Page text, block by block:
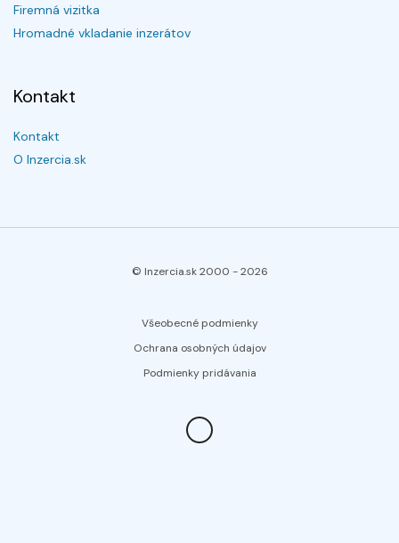
Firemná vizitka
Hromadné vkladanie inzerátov
Kontakt
Kontakt
O Inzercia.sk
© Inzercia.sk 2000 -2026
Všeobecné podmienky
Ochrana osobných údajov
Podmienky pridávania